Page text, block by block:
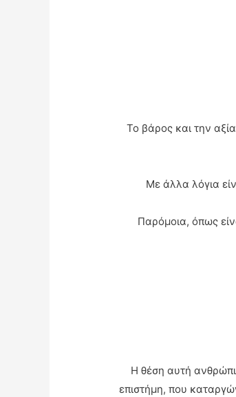
Το βάρος και την
Με άλλα λόγια
Παρόμοια, όπως
Η θέση αυτή
επιστήμη, που